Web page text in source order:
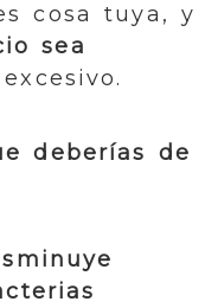
cosa tuya, y
sea
deberías de